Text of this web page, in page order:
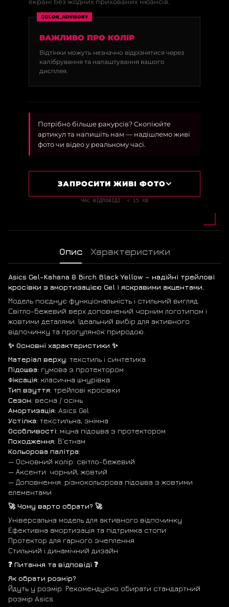
екрані без жодних прихованих нюансів.
COLOR_ADVISORY
ВАЖЛИВО ПРО КОЛІР
Відтінки можуть незначно відрізнятися через
калібрування та налаштування вашого
дисплея.
Потрібно більше ракурсів? Скопіюйте
артикул та напишіть нам — надішлемо живі
фото чи відео у реальному часі.
ЗАПРОСИТИ ЖИВІ ФОТО
ЧАС ВІДПОВІДІ: < 15 ХВ
Опис Характеристики
Asics Gel-Kahana 8 Birch Black Yellow – надійні трейлові
кросівки з амортизацією Gel і яскравими акцентами.
Модель поєднує функціональність і стильний вигляд.
Світло-бежевий верх доповнений чорним логотипом і
жовтими деталями. Ідеальний вибір для активного
відпочинку та прогулянок природою.
✨ Основні характеристики ✨
Матеріал верху: текстиль і синтетика
Підошва: гумова з протектором
Фіксація: класична шнурівка
Тип взуття: трейлові кросівки
Сезон: весна / осінь
Амортизація: Asics Gel
Устілка: текстильна, знімна
Особливості: міцна підошва з протектором
Походження: В'єтнам
Кольорова палітра:
— Основний колір: світло-бежевий
— Аксенти: чорний, жовтий
— Доповнення: різнокольорова підошва з жовтими
елементами
🚀 Чому варто обрати? 🚀
Універсальна модель для активного відпочинку
Ефективна амортизація та підтримка стопи
Протектор для гарного зчеплення
Стильний і динамічний дизайн
❓ Питання та відповіді ❓
Як обрати розмір?
Йдуть у розмір. Рекомендуємо обирати стандартний
розмір Asics.